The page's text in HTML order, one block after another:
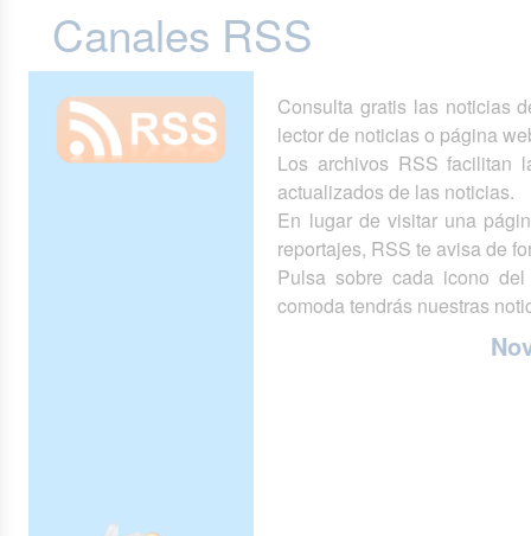
Canales RSS
Consulta gratis las noticias
lector de noticias o página
Los archivos RSS facilitan
actualizados de las noticias.
En lugar de visitar una
reportajes, RSS te avisa de
Pulsa sobre cada icono
comoda tendrás nuestras